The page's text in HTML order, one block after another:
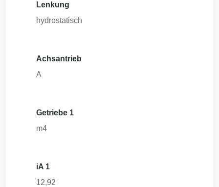
Lenkung
hydrostatisch
Achsantrieb
A
Getriebe 1
m4
iA 1
12,92